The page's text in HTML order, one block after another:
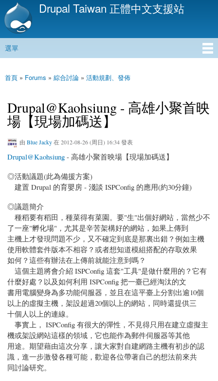
移
內
Drupal Taiwan 正體中文支援站
主選單
選單
您在這裡
首頁 » Forums » 綜合討論 » 活動規劃、發佈
Drupal@Kaohsiung - 高雄小聚首映
場【現場加碼送】
由 Blue Jacky在 2012-08-26 (周日) 16:34 發表
Drupal@Kaohsiung - 高雄小聚首映場【現場加碼送】
◎活動議題(此為備援方案)
建置 Drupal 的育嬰房 - 淺談 ISPConfig 的應用(約30分鐘)
◎議題簡介
種稻要有稻田，種菜得有菜園。要"生"出個好網站，當然少不
了一座"孵化場"，尤其是辛苦架構好的網站，如果上傳到
主機上才發現問題不少，又不確定到底是那裏出錯？例如主機
使用軟體套件版本不相容？或者想知道模組搭配的存取效果
如何？這些有辦法在上傳前就能注意到嗎？
這個主題將會介紹 ISPConfig 這套"工具"是做什麼用的？它有
什麼好處？以及如何利用 ISPConfig 把一臺已經淘汰的文
書用電腦變身為多功能伺服器，並且在這平臺上分割出逾10個
以上的虛擬主機，架設超過20個以上的網站，同時還提供三
十個人以上的連線。
事實上， ISPConfig 有很大的彈性，不見得只用在建立虛擬主
機或架設網站這樣的領域，它也能作為郵件伺服器等其他
用途。期望藉由這次分享，讓大家對自建網路主機有初步的認
識，進一步激發各種可能，歡迎各位帶著自己的想法前來共
同討論研究。